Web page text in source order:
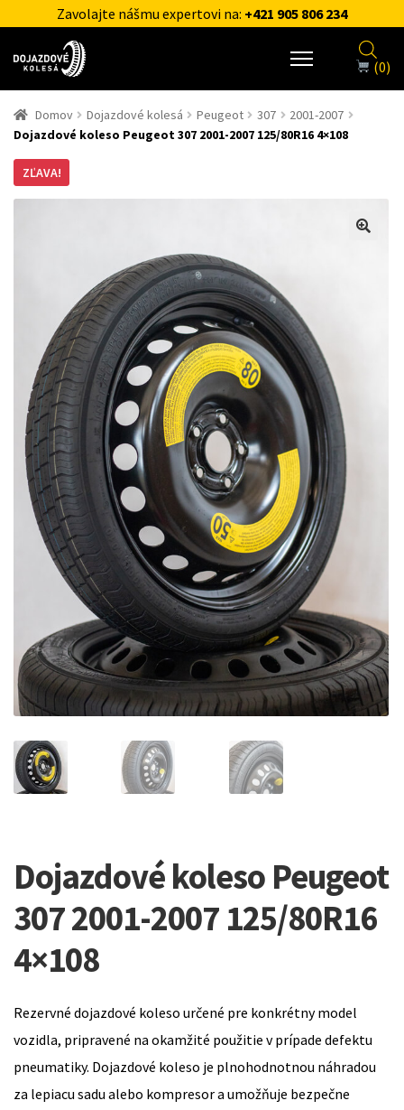
Zavolajte nášmu expertovi na: +421 905 806 234
(0)
Domov Dojazdové kolesá Peugeot 307
2001-2007
Dojazdové koleso Peugeot 307 2001-2007 125/80R16 4×108
ZĽAVA!
Dojazdové koleso Peugeot
307 2001-2007 125/80R16
4×108
Rezervné dojazdové koleso určené pre konkrétny model
vozidla, pripravené na okamžité použitie v prípade defektu
pneumatiky. Dojazdové koleso je plnohodnotnou náhradou
za lepiacu sadu alebo kompresor a umožňuje bezpečne